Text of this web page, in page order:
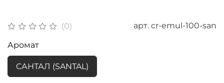
(0) арт. cr-emul-100-san
Аромат
САНТАЛ (SANTAL)